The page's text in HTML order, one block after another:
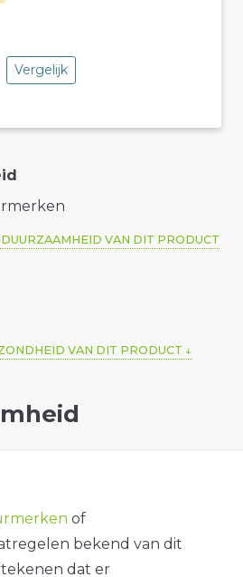
Vergelijk
VAN DIT PRODUCT
VAN DIT PRODUCT
of
bekend van dit
dat er